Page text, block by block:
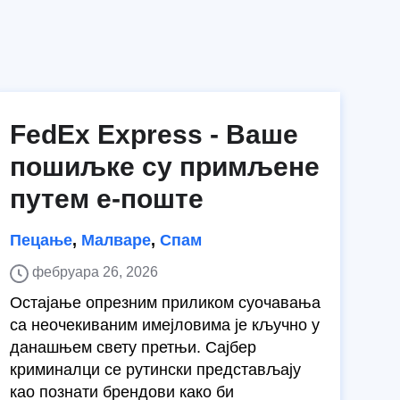
FedEx Express - Ваше
пошиљке су примљене
путем е-поште
Пецање, Малваре, Спам
фебруара 26, 2026
Остајање опрезним приликом суочавања
са неочекиваним имејловима је кључно у
данашњем свету претњи. Сајбер
криминалци се рутински представљају
као познати брендови како би